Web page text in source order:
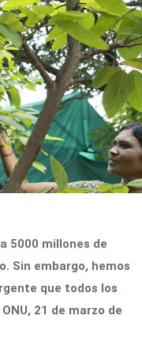
5000 millones de
Sin embargo, hemos
que todos los
21 de marzo de